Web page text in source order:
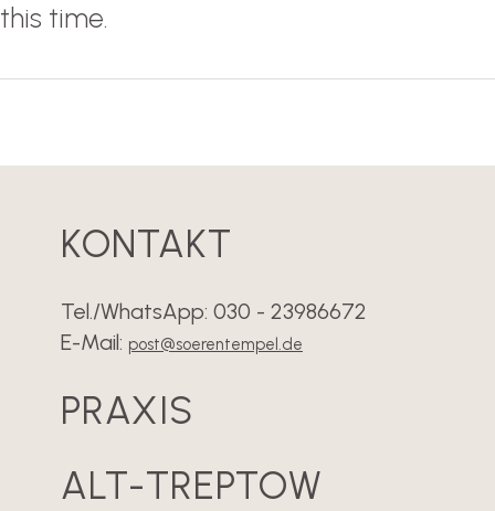
this time.
KONTAKT
Tel./WhatsApp: 030 - 23986672
E-Mail: post@soerentempel.de
PRAXIS
ALT-TREPTOW